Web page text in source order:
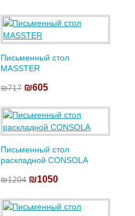
Письменный стол
MASSTER
₪717 ₪605
Письменный стол
раскладной CONSOLA
₪1204 ₪1050